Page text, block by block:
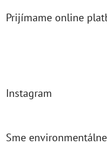
Prijímame online
Instagram
Sme